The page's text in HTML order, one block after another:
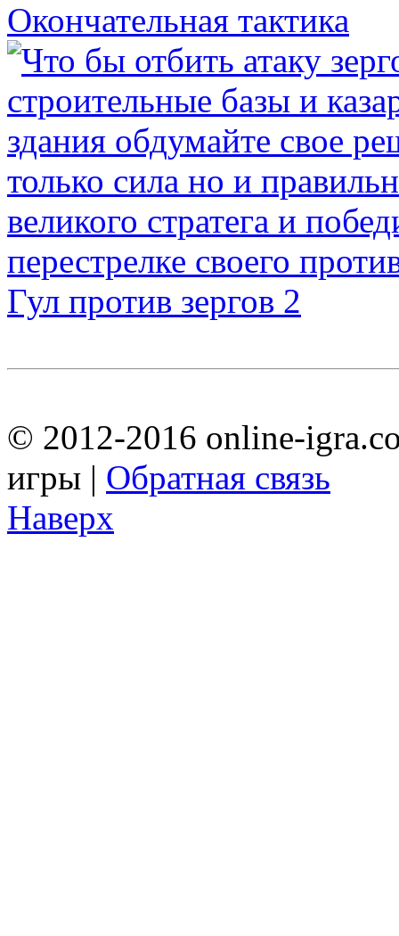
Окончательная тактика
Гул против зергов 2
© 2012-2016 online-
игры | Обратная связь
Наверх